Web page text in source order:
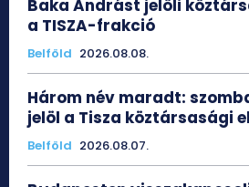
Baka Andrást jelöli
a TISZA-frakció
Belföld 2026.08.08.
Három név maradt:
jelöl a Tisza köztársasági
Belföld 2026.08.07.